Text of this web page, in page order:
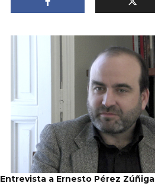
Entrevista a Ernesto Pérez Zúñiga